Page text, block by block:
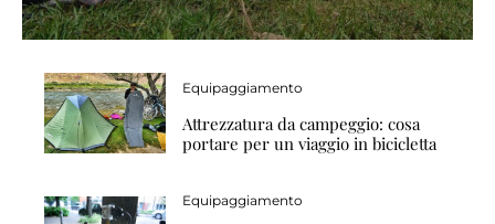
Equipaggiamento
Attrezzatura da campeggio: cosa
portare per un viaggio in bicicletta
Equipaggiamento